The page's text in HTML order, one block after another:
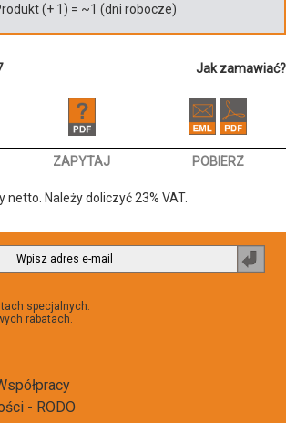
(+ 1 ) = ~1 (dni robocze)
Jak zamawiać?
ZAPYTAJ POBIERZ
netto. Należy doliczyć 23% VAT.
specjalnych.
rabatach.
- RODO